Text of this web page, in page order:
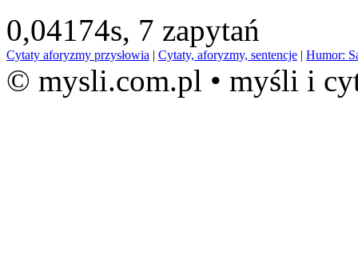
0,04174s, 7 zapytań
Cytaty aforyzmy przysłowia | Cytaty, aforyzmy, sentencje | Humor:
© mysli.com.pl • myśli i